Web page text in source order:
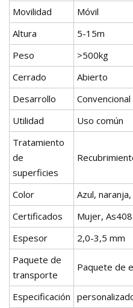
Movilidad
Móvil
Altura
5-15m
Peso
>500kg
Cerrado
Abierto
Desarrollo
Convencional
Utilidad
Uso común
Tratamiento
de
superficies
Color
Azul,
Certificados
Mujer,
Espesor
2,0-3,5 mm
Paquete de
transporte
Paquete de
Especificación